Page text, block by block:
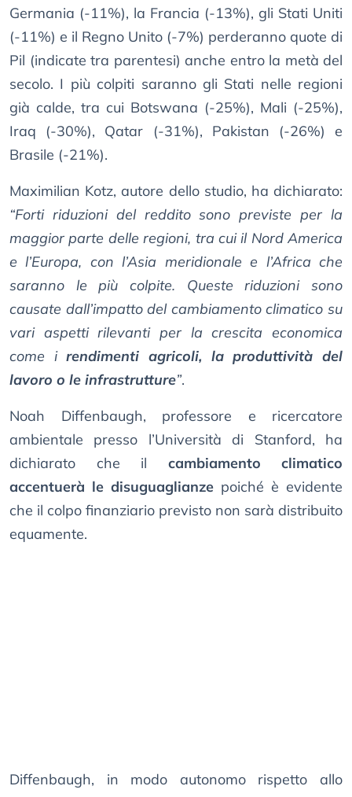
Germania (-11%), la Francia (-13%), gli Stati Uniti
(-11%) e il Regno Unito (-7%) perderanno quote di
Pil (indicate tra parentesi) anche entro la metà del
secolo. I più colpiti saranno gli Stati nelle regioni
già calde, tra cui Botswana (-25%), Mali (-25%),
Iraq (-30%), Qatar (-31%), Pakistan (-26%) e
Brasile (-21%).
Maximilian Kotz, autore dello studio, ha dichiarato:
“Forti riduzioni del reddito sono previste per la
maggior parte delle regioni, tra cui il Nord America
e l’Europa, con l’Asia meridionale e l’Africa che
saranno le più colpite. Queste riduzioni sono
causate dall’impatto del cambiamento climatico su
vari aspetti rilevanti per la crescita economica
come irendimenti agricoli, la produttività del
lavoro o le infrastrutture”.
Noah Diffenbaugh, professore e ricercatore
ambientale presso l’Università di Stanford, ha
dichiarato che il cambiamento climatico
accentuerà le disuguaglianze poiché è evidente
che il colpo finanziario previsto non sarà distribuito
equamente.
Diffenbaugh, in modo autonomo rispetto allo